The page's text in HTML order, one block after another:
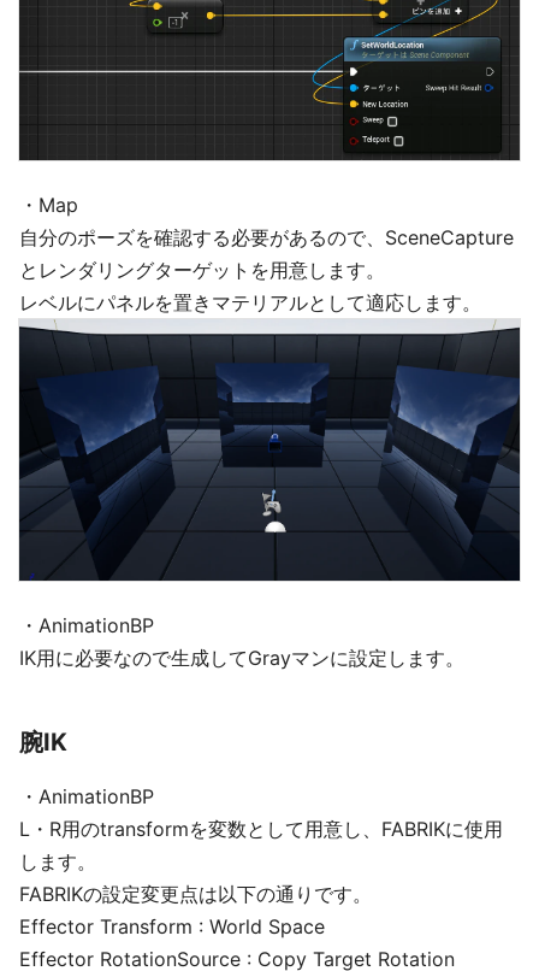
・Map
自分のポーズを確認する必要があるので、SceneCapture
とレンダリングターゲットを用意します。
レベルにパネルを置きマテリアルとして適応します。
・AnimationBP
IK用に必要なので生成してGrayマンに設定します。
腕IK
・AnimationBP
L・R用のtransformを変数として用意し、FABRIKに使用
します。
FABRIKの設定変更点は以下の通りです。
Effector Transform : World Space
Effector RotationSource : Copy Target Rotation